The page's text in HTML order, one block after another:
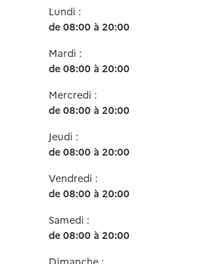
Lundi :
de 08:00 à 20:00
Mardi :
de 08:00 à 20:00
Mercredi :
de 08:00 à 20:00
Jeudi :
de 08:00 à 20:00
Vendredi :
de 08:00 à 20:00
Samedi :
de 08:00 à 20:00